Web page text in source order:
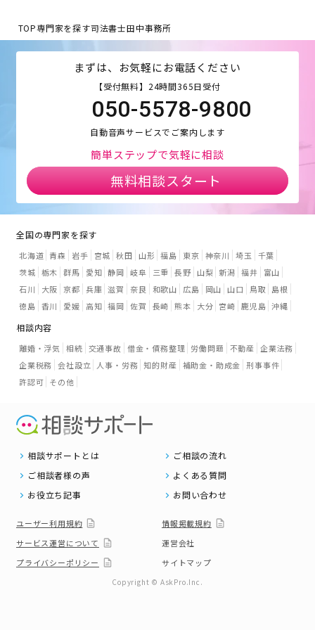
TOP専門家を探す司法書士田中事務所
まずは、お気軽にお電話ください
【受付無料】24時間365日受付
050-5578-9800
自動音声サービスでご案内します
簡単ステップで気軽に相談
無料相談スタート
全国の専門家を探す
北海道 青森 岩手 宮城 秋田 山形 福島 東京 神奈川 埼玉
千葉
茨城 栃木 群馬 愛知 静岡 岐阜 三重 長野 山梨 新潟 福井
富山
石川
大阪 京都 兵庫 滋賀 奈良 和歌山 広島 岡山 山口 鳥取
島根
徳島 香川 愛媛 高知 福岡 佐賀 長崎 熊本 大分 宮崎 鹿児島 沖縄
相談内容
離婚・浮気 相続 交通事故 借金・債務整理 労働問題 不動産 企業法務
企業税務 会社設立 人事・労務 知的財産 補助金・助成金 刑事事件
許認可 その他
相談サポートとは
ご相談の流れ
ご相談者様の声
よくある質問
お役立ち記事
お問い合わせ
ユーザー利用規約
情報掲載規約
サービス運営について
運営会社
プライバシーポリシー
サイトマップ
Copyright © AskPro.Inc.